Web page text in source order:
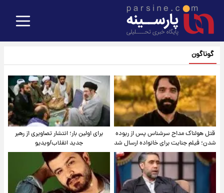
گوناگون
قتل هولناک مداح سرشناس پس از ربوده
شدن؛ فیلم جنایت برای خانواده ارسال شد
برای اولین بار؛ انتشار تصاویری از رهبر
جدید انقلاب/ویدیو